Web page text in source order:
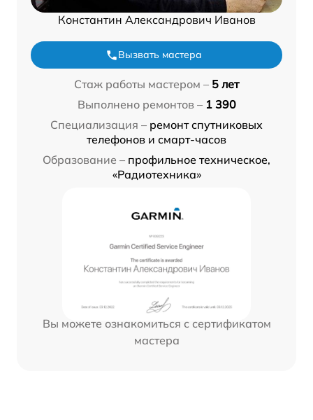
Константин Александрович Иванов
Вызвать мастера
Стаж работы мастером – 5 лет
Выполнено ремонтов – 1 390
Специализация – ремонт спутниковых
телефонов и смарт-часов
Образование – профильное техническое,
«Радиотехника»
Вы можете ознакомиться с сертификатом
мастера